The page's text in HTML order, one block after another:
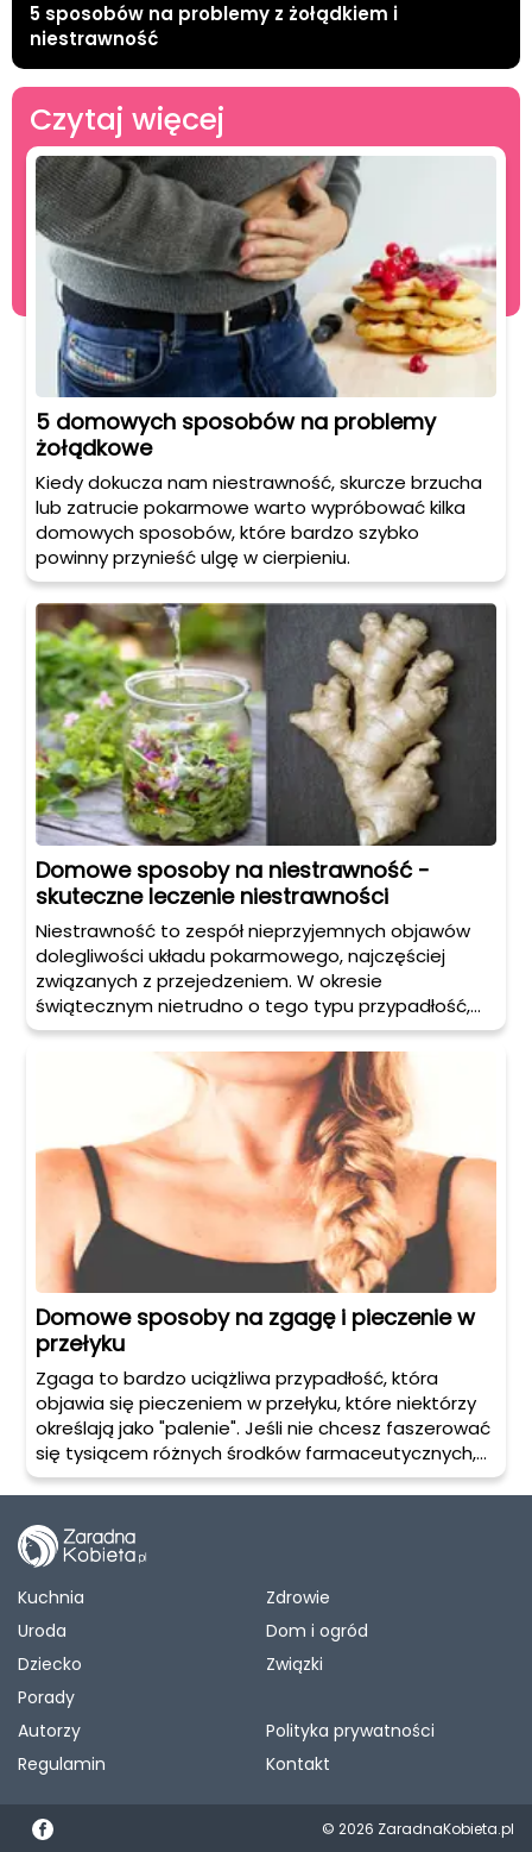
5 sposobów na problemy z żołądkiem i
niestrawność
Czytaj więcej
5 domowych sposobów na problemy
żołądkowe
Kiedy dokucza nam niestrawność, skurcze brzucha
lub zatrucie pokarmowe warto wypróbować kilka
domowych sposobów, które bardzo szybko
powinny przynieść ulgę w cierpieniu.
Domowe sposoby na niestrawność -
skuteczne leczenie niestrawności
Niestrawność to zespół nieprzyjemnych objawów
dolegliwości układu pokarmowego, najczęściej
związanych z przejedzeniem. W okresie
świątecznym nietrudno o tego typu przypadłość,
zwłaszcza w sytuacji, gdy nie potrafimy odmówić
sobie licznych smakołyków serwowanych podczas
rodzinnych spotkań. Jak poradzić sobie z
powodującą uczucie dyskomfortu niestrawnością?
Oto skuteczne domowe sposoby na ten problem!
Domowe sposoby na zgagę i pieczenie w
przełyku
Zgaga to bardzo uciążliwa przypadłość, która
objawia się pieczeniem w przełyku, które niektórzy
określają jako "palenie". Jeśli nie chcesz faszerować
się tysiącem różnych środków farmaceutycznych,
zobacz jak pokonać zgagę za pomocą tego, co
naturalne i przede wszystkim zdrowe!
Kuchnia
Zdrowie
Uroda
Dom i ogród
Dziecko
Związki
Porady
Autorzy
Polityka prywatności
Regulamin
Kontakt
© 2026 ZaradnaKobieta.pl